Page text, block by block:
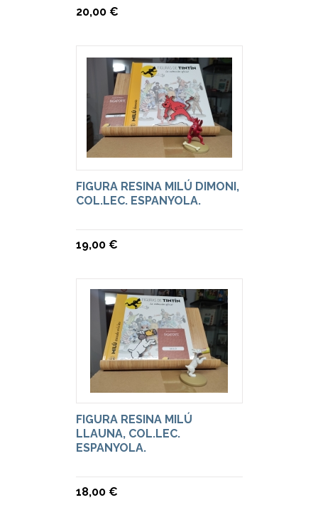
20,00 €
FIGURA RESINA MILÚ DIMONI,
COL.LEC. ESPANYOLA.
19,00 €
FIGURA RESINA MILÚ
LLAUNA, COL.LEC.
ESPANYOLA.
18,00 €